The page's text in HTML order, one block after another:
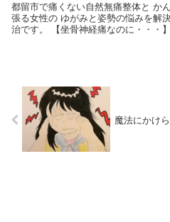
都留市で痛くない自然無痛整体と か
張る女性の ゆがみと姿勢の悩みを解
治です。 【坐骨神経痛なのに・・・】
魔法にかけ